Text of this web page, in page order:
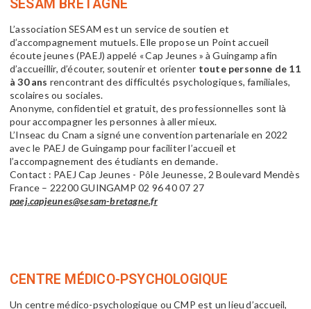
SESAM BRETAGNE
L’association SESAM est un service de soutien et
d’accompagnement mutuels. Elle propose un Point accueil
écoute jeunes (PAEJ) appelé « Cap Jeunes » à Guingamp afin
d’accueillir, d’écouter, soutenir et orienter toute personne de 11
à 30 ans rencontrant des difficultés psychologiques, familiales,
scolaires ou sociales.
Anonyme, confidentiel et gratuit, des professionnelles sont là
pour accompagner les personnes à aller mieux.
L’Inseac du Cnam a signé une convention partenariale en 2022
avec le PAEJ de Guingamp pour faciliter l’accueil et
l’accompagnement des étudiants en demande.
Contact : PAEJ Cap Jeunes - Pôle Jeunesse, 2 Boulevard Mendès
France – 22200 GUINGAMP 02 96 40 07 27
paej.capjeunes@sesam-bretagne.fr
CENTRE MÉDICO-PSYCHOLOGIQUE
Un centre médico-psychologique ou CMP est un lieu d’accueil,